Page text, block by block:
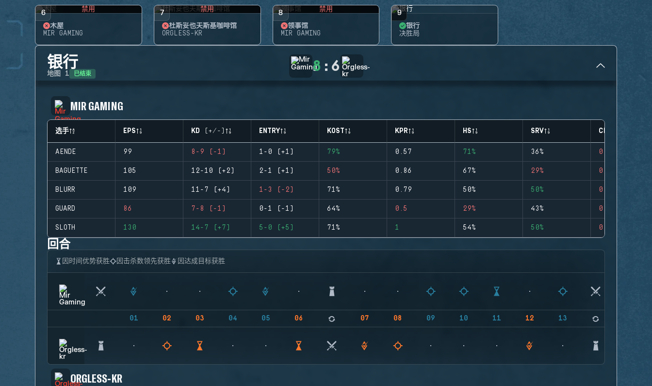
6 禁用
木屋
MIR GAMING
7 禁用
杜斯妥也夫斯基咖啡馆
ORGLESS-KR
8 禁用
领事馆
MIR GAMING
9
银行
决胜局
银行
地图 1 已结束 8 : 6
MIR GAMING
选手 EPS KD (+/-) ENTRY KOST KPR HS SRV CLUTCHES
AENDE 99 8-9 (-1) 1-0 (+1) 79% 0.57 71% 36% 0
BAGUETTE 105 12-10 (+2) 2-1 (+1) 50% 0.86 67% 29% 0
BLURR 109 11-7 (+4) 1-3 (-2) 71% 0.79 50% 50% 0
GUARD 86 7-8 (-1) 0-1 (-1) 64% 0.5 29% 43% 0
SLOTH 130 14-7 (+7) 5-0 (+5) 71% 1 54% 50% 0
回合
因时间优势获胜 因击杀数领先获胜 因达成目标获胜
01 02 03 04 05 06 07 08 09 10 11 12 13
ORGLESS-KR